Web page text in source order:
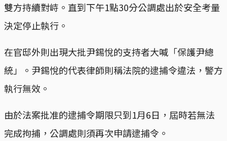
雙方持續對峙。直到下午1點30分公調處出於安全考量
決定停止執行。
在官邸外則出現大批尹錫悅的支持者大喊「保護尹總
統」。尹錫悅的代表律師則稱法院的逮捕令違法，警方
執行無效。
由於法案批准的逮捕令期限只到1月6日，屆時若無法
完成拘捕，公調處則須再次申請逮捕令。